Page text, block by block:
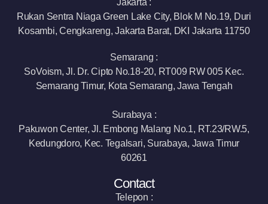
Rukan Sentra Niaga Green Lake City, Blok M No.19, Duri
Kosambi, Cengkareng, Jakarta Barat, DKI Jakarta 11750
Semarang :
SoVoism, Jl. Dr. Cipto No.18-20, RT009 RW 005 Kec.
Semarang Timur, Kota Semarang, Jawa Tengah
Surabaya :
Pakuwon Center, Jl. Embong Malang No.1, RT.23/RW.5,
Kedungdoro, Kec. Tegalsari, Surabaya, Jawa Timur
60261
Contact
Telepon :